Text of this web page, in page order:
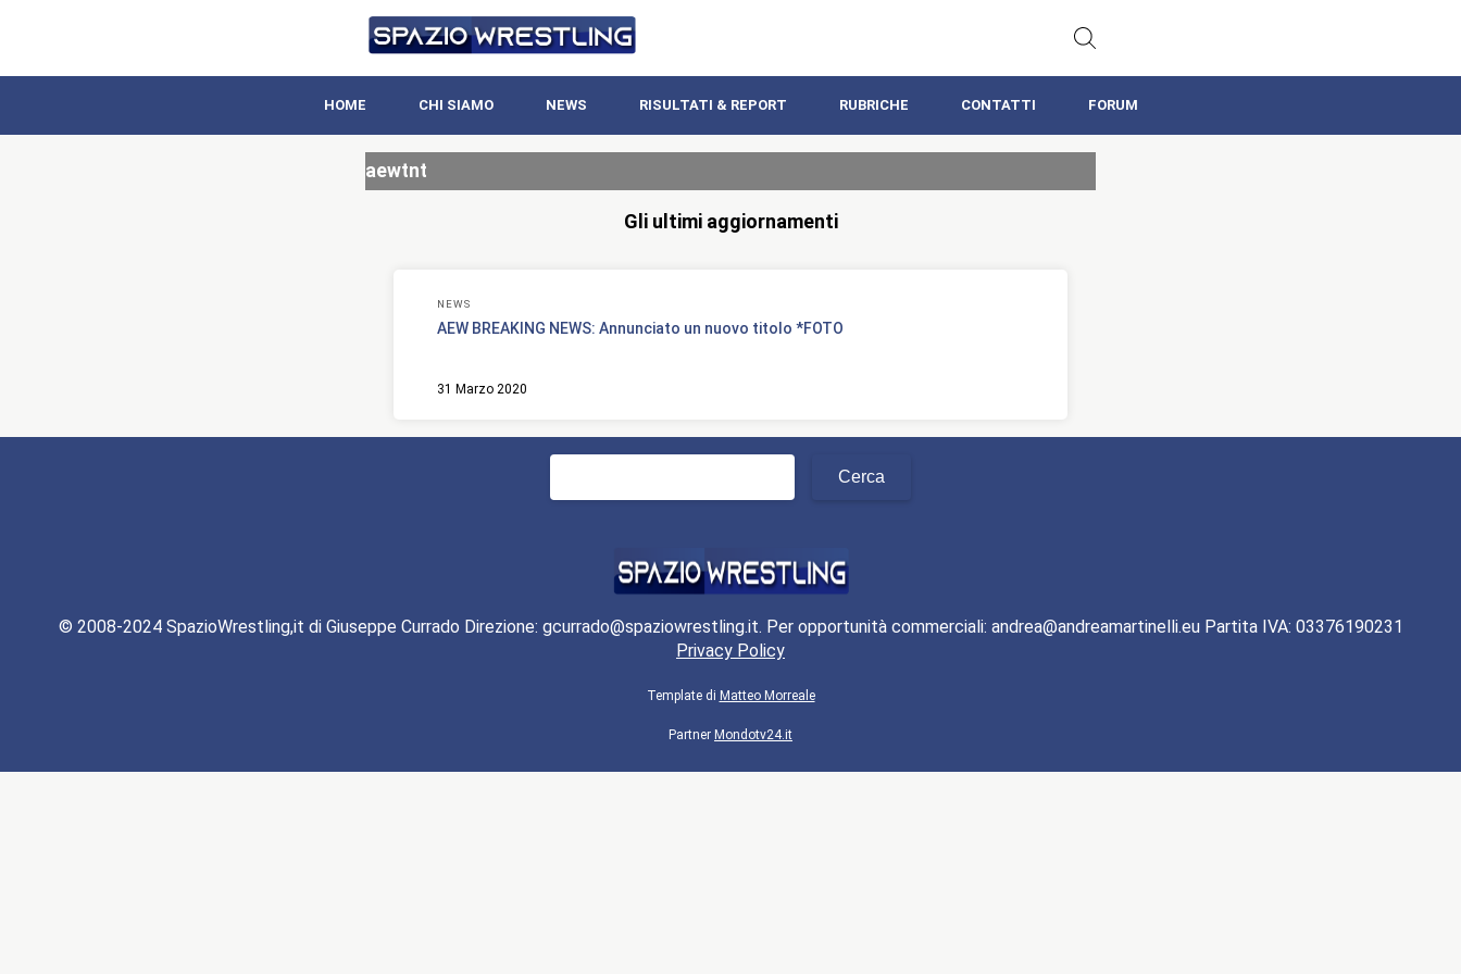
HOME CHI SIAMO NEWS RISULTATI & REPORT RUBRICHE CONTATTI FORUM
aewtnt
Gli ultimi aggiornamenti
NEWS
AEW BREAKING NEWS: Annunciato un nuovo titolo *FOTO
31 Marzo 2020
© 2008-2024 SpazioWrestling,it di Giuseppe Currado Direzione: gcurrado@spaziowrestling.it. Per opportunità commerciali: andrea@andreamartinelli.eu Partita IVA: 03376190231
Privacy Policy
Template di Matteo Morreale
Partner Mondotv24.it